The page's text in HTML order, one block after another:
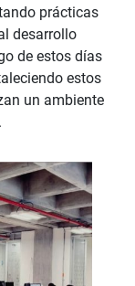
prácticas
desarrollo
de estos días
estos
un ambiente